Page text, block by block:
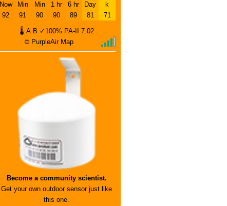
Now
92
Min
91
Min
90
1 hr
90
6 hr
89
Day
81
k
71
🌡 A B ✓100% PA-II
7.02
⧉ PurpleAir Map
Become a community scientist.
Get your own outdoor sensor just like
this one.